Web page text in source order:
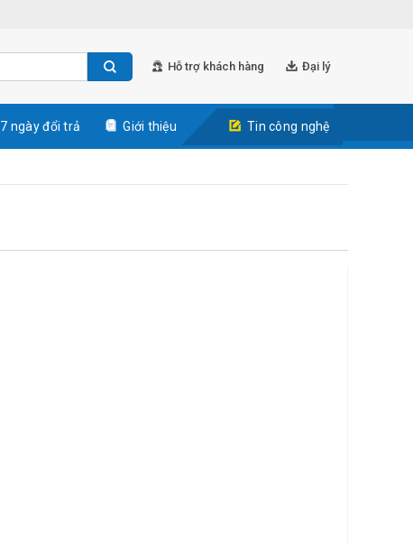
Hỗ trợ khách hàng Đại lý
7 ngày đổi trả Giới thiệu Tin công nghệ